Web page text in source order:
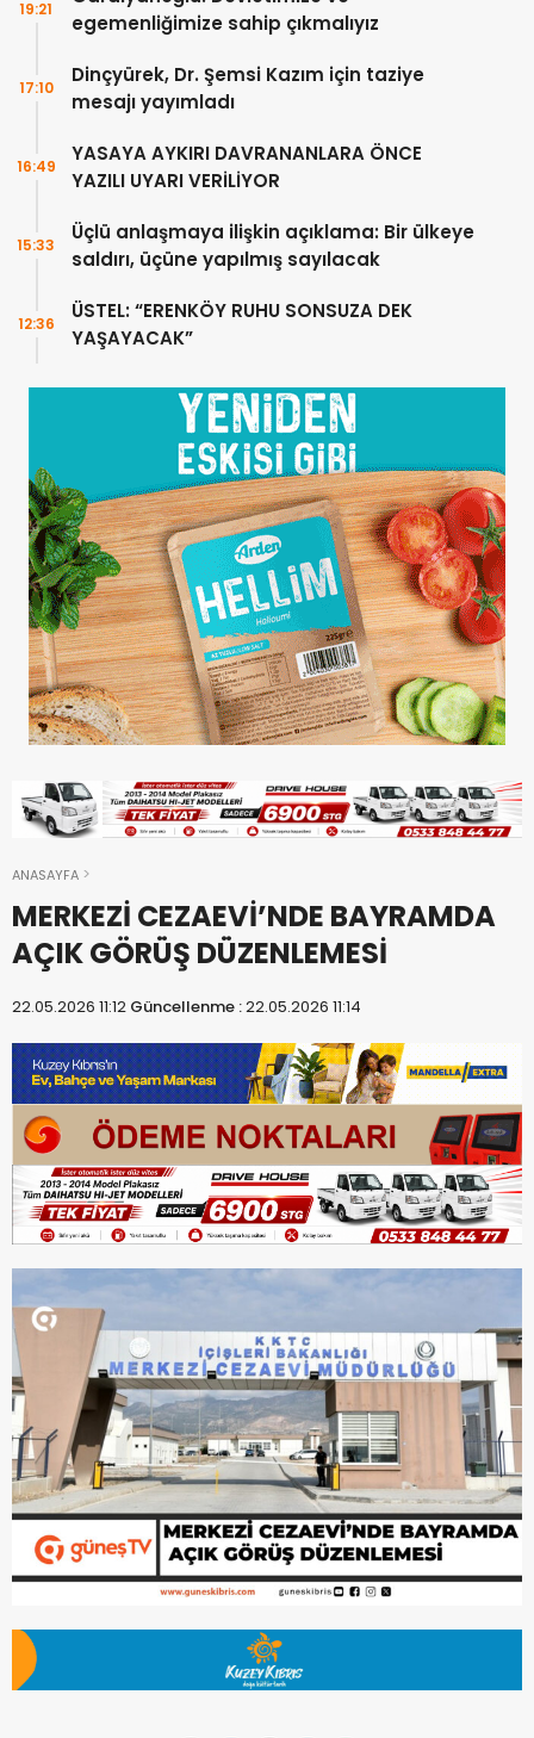
egemenliğimize sahip çıkmalıyız
19:21
Dinçyürek, Dr. Şemsi Kazım için taziye
mesajı yayımladı
17:10
YASAYA AYKIRI DAVRANANLARA ÖNCE
YAZILI UYARI VERİLİYOR
16:49
Üçlü anlaşmaya ilişkin açıklama: Bir ülkeye
saldırı, üçüne yapılmış sayılacak
15:33
ÜSTEL: “ERENKÖY RUHU SONSUZA DEK
YAŞAYACAK”
12:36
ANASAYFA
MERKEZİ CEZAEVİ’NDE BAYRAMDA
AÇIK GÖRÜŞ DÜZENLEMESİ
22.05.2026 11:12 Güncellenme :22.05.2026 11:14